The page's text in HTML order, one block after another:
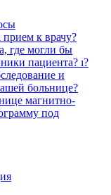
прием к врачу?
где могли бы
пациента? ı?
и
больнице?
магнитно-
под